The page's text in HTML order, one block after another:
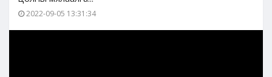
2022-09-05 13:31:34